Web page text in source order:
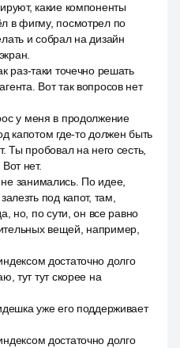
какие компоненты
в фигму, посмотрел по
и собрал на дизайн
раз-таки точечно решать
Вот так вопросов нет
у меня в продолжение
капотом где-то должен быть
Ты пробовал на него сесть,
нет.
занимались. По идее,
под капот, там,
но, по сути, он все равно
вещей, например,
достаточно долго
тут тут скорее на
уже его поддерживает
достаточно долго